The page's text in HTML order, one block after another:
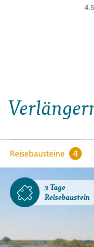
Reisebausteine 4
3 Tage
Reisebaustein